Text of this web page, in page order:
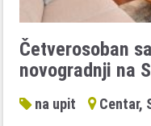
Četverosoban
novogradnji na
na upit Centar,